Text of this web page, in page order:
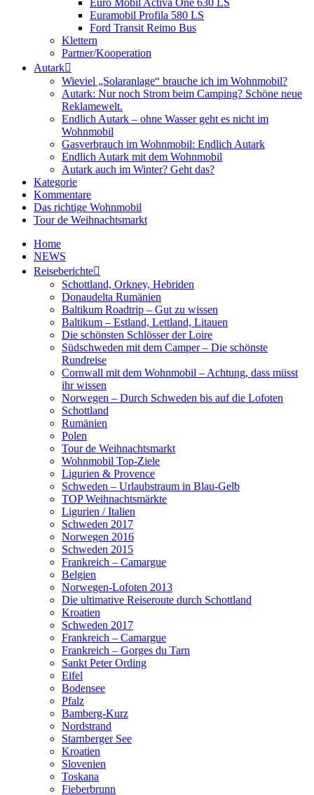
Euramobil Profila 580 LS
Ford Transit Reimo Bus
Klettern
Partner/Kooperation
Autark
Wieviel „Solaranlage“ brauche ich im Wohnmobil?
Autark: Nur noch Strom beim Camping? Schöne neue
Reklamewelt.
Endlich Autark – ohne Wasser geht es nicht im
Wohnmobil
Gasverbrauch im Wohnmobil: Endlich Autark
Endlich Autark mit dem Wohnmobil
Autark auch im Winter? Geht das?
Kategorie
Kommentare
Das richtige Wohnmobil
Tour de Weihnachtsmarkt
Home
NEWS
Reiseberichte
Schottland, Orkney, Hebriden
Donaudelta Rumänien
Baltikum Roadtrip – Gut zu wissen
Baltikum – Estland, Lettland, Litauen
Die schönsten Schlösser der Loire
Südschweden mit dem Camper – Die schönste
Rundreise
Cornwall mit dem Wohnmobil – Achtung, dass müsst
ihr wissen
Norwegen – Durch Schweden bis auf die Lofoten
Schottland
Rumänien
Polen
Tour de Weihnachtsmarkt
Wohnmobil Top-Ziele
Ligurien & Provence
Schweden – Urlaubstraum in Blau-Gelb
TOP Weihnachtsmärkte
Ligurien / Italien
Schweden 2017
Norwegen 2016
Schweden 2015
Frankreich – Camargue
Belgien
Norwegen-Lofoten 2013
Die ultimative Reiseroute durch Schottland
Kroatien
Schweden 2017
Frankreich – Camargue
Frankreich – Gorges du Tarn
Sankt Peter Ording
Eifel
Bodensee
Pfalz
Bamberg-Kurz
Nordstrand
Starnberger See
Kroatien
Slovenien
Toskana
Fieberbrunn